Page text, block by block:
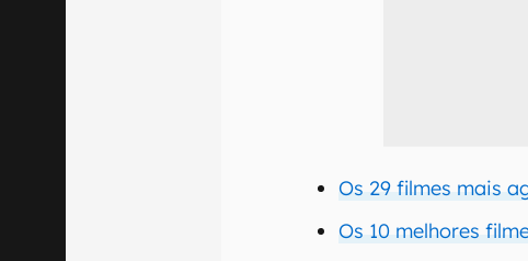
Os 29 filmes mais
Os 10 melhores